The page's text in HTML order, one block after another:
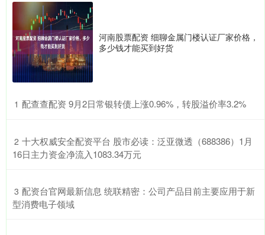
河南股票配资 细聊金属门楼认证厂家价格，
多少钱才能买到好货
1 ​配查查配资 9月2日常银转债上涨0.96%，转股溢价率3.2%
2 ​十大权威安全配资平台 股市必读：泛亚微透（688386）1月
16日主力资金净流入1083.34万元
3 ​配资台官网最新信息 统联精密：公司产品目前主要应用于新
型消费电子领域